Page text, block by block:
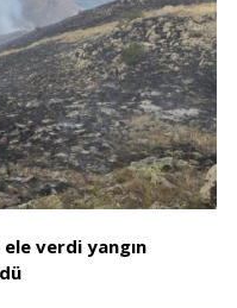
verdi yangın